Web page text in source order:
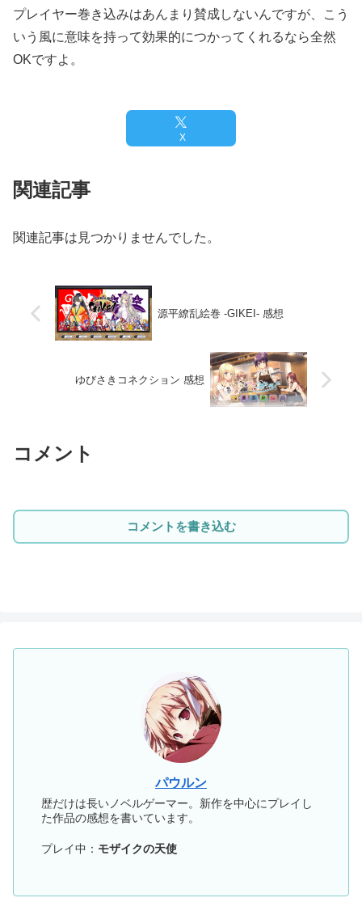
プレイヤー巻き込みはあんまり賛成しないんですが、こう
いう風に意味を持って効果的につかってくれるなら全然
OKですよ。
X
関連記事
関連記事は見つかりませんでした。
源平繚乱絵巻 -GIKEI- 感想
ゆびさきコネクション 感想
コメント
コメントを書き込む
パウルン
歴だけは長いノベルゲーマー。新作を中心にプレイし
た作品の感想を書いています。
プレイ中： モザイクの天使